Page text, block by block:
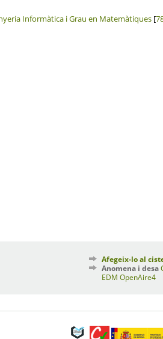
Informàtica i Grau en Matemàtiques[
Afegeix-lo al
Anomena i desa
EDM OpenAire4